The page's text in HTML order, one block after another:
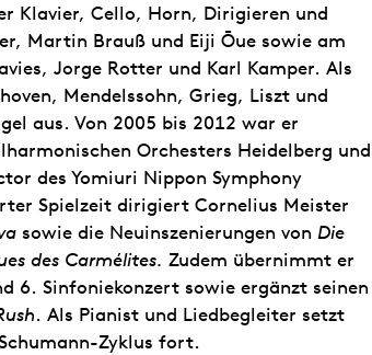
Klavier, Cello, Horn, Dirigieren und
Martin Brauß und Eiji Ōue sowie am
Jorge Rotter und Karl Kamper. Als
Mendelssohn, Grieg, Liszt und
aus. Von 2005 bis 2012 war er
Orchesters Heidelberg und
des Yomiuri Nippon Symphony
Spielzeit dirigiert Cornelius Meister
sowie die Neuinszenierungen von Die
des Carmélites. Zudem übernimmt er
6. Sinfoniekonzert sowie ergänzt seinen
. Als Pianist und Liedbegleiter setzt
Zyklus fort.